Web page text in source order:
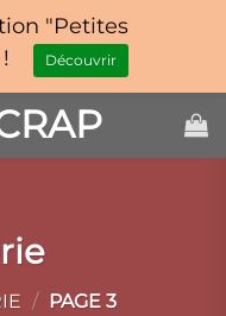
/
PAGE 3
"Petites
Découvrir